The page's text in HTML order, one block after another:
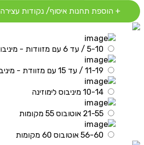
+ הוספת תחנות איסוף/ נקודות עצירה
5-10 / עד 6 עם מזוודות - מיניבוס 10
11-19 / עד 15 עם מזוודת - מיניבוס 19
10-14 מיניבוס לימוזינה
21-55 אוטובוס 55 מקומות
56-60 אוטובוס 60 מקומות